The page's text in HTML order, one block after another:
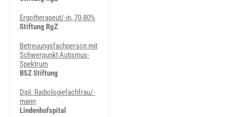
Ergotherapeut/-in, 70-80%
Stiftung RgZ
Betreuungsfachperson mit
Schwerpunkt Autismus-
Spektrum
BSZ Stiftung
Dipl. Radiologiefachfrau/-
mann
Lindenhofspital